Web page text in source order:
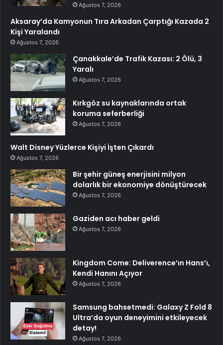
Ağustos 7, 2026
Aksaray’da Kamyonun Tıra Arkadan Çarptığı Kazada 2
Kişi Yaralandı
Ağustos 7, 2026
Çanakkale’de Trafik Kazası: 2 Ölü, 3
Yaralı
Ağustos 7, 2026
Kırkgöz su kaynaklarında ortak
koruma seferberliği
Ağustos 7, 2026
Walt Disney Yüzlerce Kişiyi İşten Çıkardı
Ağustos 7, 2026
Bir şehir güneş enerjisini milyon
dolarlık bir ekonomiye dönüştürecek
Ağustos 7, 2026
Gaziden acı haber geldi
Ağustos 7, 2026
Kingdom Come: Deliverence’ın Hans’ı,
Kendi Hanını Açıyor
Ağustos 7, 2026
Samsung bahsetmedi: Galaxy Z Fold 8
Ultra’da oyun deneyimini etkileyecek
detay!
Ağustos 7, 2026